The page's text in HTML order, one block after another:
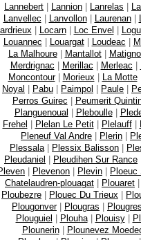
Lannebert | Lannion | Lanrelas |
Lanvellec | Lanvollon| Laurenan|
| Locarn| Loc Envel |
Louannec | Louargat| Loudeac |
La Malhoure| Mantallot|
Merdrignac | Merillac | Merleac |
Moncontour| Morieux | La Motte
Noyal | Pabu | Paimpol | Paule |
Perros Guirec | Peumerit
Planguenoual | Pleboulle|
Frehel | Plelan Le Petit| Plelauff|
Pleneuf Val Andre | Plerin |
Plessala | Plessix Balisson |
Pleudaniel | Pleudihen Sur Rance
| Plevenon | Plevin | Ploeuc
Chatelaudren-plouagat | Plouaret |
Ploubezre | Plouec Du Trieux |
Plougonver| Plougras |
Plouguiel | Plouha| Plouisy|
Plounerin| Plounevez